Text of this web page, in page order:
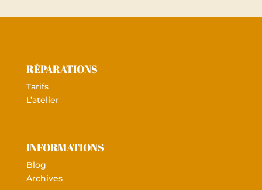
RÉPARATIONS
Tarifs
L’atelier
INFORMATIONS
Blog
Archives